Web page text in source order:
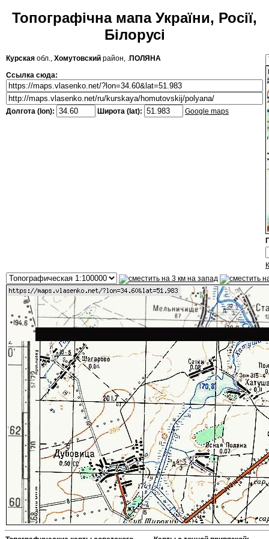
Топографічна мапа України, Росії,
Білорусі
Курская обл., Хомутовский район, .ПОЛЯНА
Ссылка сюда:
Долгота (lon): Широта (lat): Google maps